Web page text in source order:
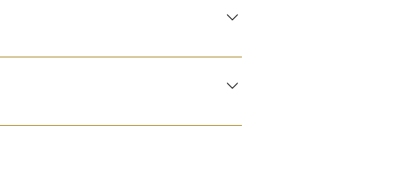
188.
telefonisch contact op. Voorbeeld: je hebt